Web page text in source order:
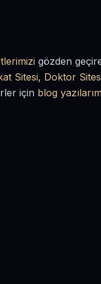
gözden
Sitesi, Doktor
için blog